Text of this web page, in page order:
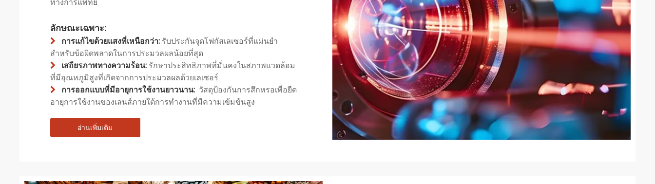
ลักษณะเฉพาะ:
 การแก้ไขด้วยแสงที่เหนือกว่า: รับประกันจุดโฟกัสเลเซอร์ที่แม่นยำ
สำหรับข้อผิดพลาดในการประมวลผลน้อยที่สุด
 เสถียรภาพทางความร้อน: รักษาประสิทธิภาพที่มั่นคงในสภาพแวดล้อม
ที่มีอุณหภูมิสูงที่เกิดจากการประมวลผลด้วยเลเซอร์
 การออกแบบที่มีอายุการใช้งานยาวนาน: วัสดุป้องกันการสึกหรอเพื่อยืด
อายุการใช้งานของเลนส์ภายใต้การทำงานที่มีความเข้มข้นสูง
อ่านเพิ่มเติม